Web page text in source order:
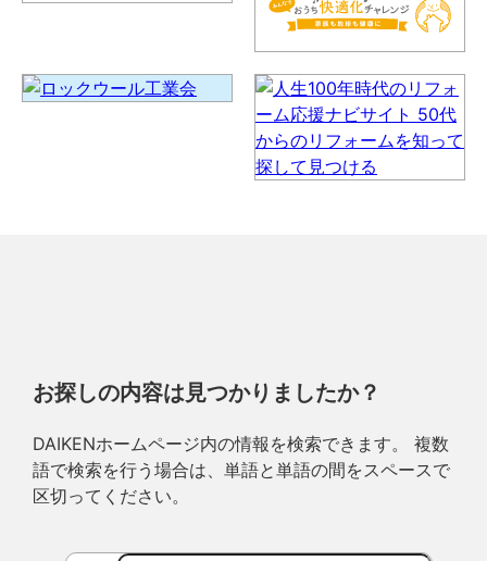
お探しの内容は見つかりましたか？
DAIKENホームページ内の情報を検索できます。 複数
語で検索を行う場合は、単語と単語の間をスペースで
区切ってください。